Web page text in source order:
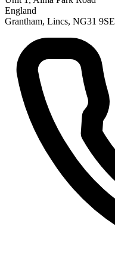
England
Grantham, Lincs, NG31 9SE